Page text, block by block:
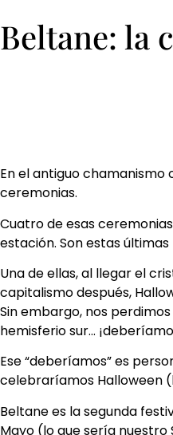
Beltane: la
En el antiguo chamanismo
ceremonias.
Cuatro de esas
estación. Son estas
Una de ellas, al llegar el
capitalismo después,
Sin embargo, nos
hemisferio sur…
Ese “deberíamos” es
celebraríamos Halloween
Beltane es la segunda
Mayo (lo que sería